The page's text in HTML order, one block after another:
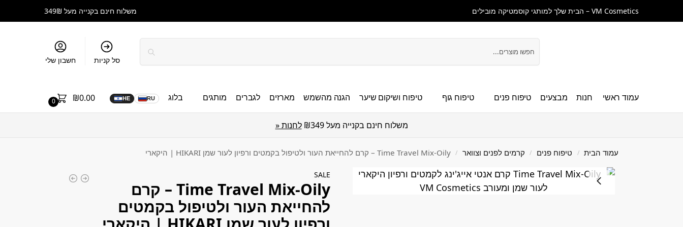
VM Cosmetics – הבית שלך למותגי קוסמטיקה מובילים משלוח חינם בקנייה מעל 349₪
סל קניות חשבון שלי
עמוד ראשי חנות מבצעים טיפוח פנים טיפוח גוף טיפוח ושיקום שיער הגנה מהשמש מארזים לגברים מותגים בלוג HE RU
₪0.00
0
משלוח חינם בקנייה מעל ₪349 לחנות «
עמוד הבית / טיפוח פנים / קרמים לפנים וצוואר / Time Travel Mix-Oily – קרם להחייאת העור ולטיפול בקמטים ורפיון לעור שמן HIKARI | היקארי
SALE
Time Travel Mix-Oily – קרם
להחייאת העור ולטיפול בקמטים